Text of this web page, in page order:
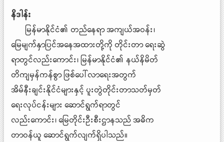
နိဒါန်း
မြန်မာနိုင်ငံ၏ တည်နေရာ အကျယ်အဝန်း၊
မြေမျက်နှာပြင်အနေအထားတို့ကို တိုင်းတာ ရေးဆွဲ
ရာတွင်လည်းကောင်း၊ မြန်မာနိုင်ငံ၏ နယ်နိမိတ်
တိကျမှန်ကန်စွာ ဖြစ်ပေါ်လာရေးအတွက်
အိမ်နီးချင်းနိုင်ငံများနှင့် ပူးတွဲတိုင်းတာသတ်မှတ်
ရေးလုပ်ငန်းများ ဆောင်ရွက်ရာတွင်
လည်းကောင်း၊ မြေတိုင်းဦးစီးဌာနသည် အဓိက
တာဝန်ယူ ဆောင်ရွက်လျက်ရှိပါသည်။